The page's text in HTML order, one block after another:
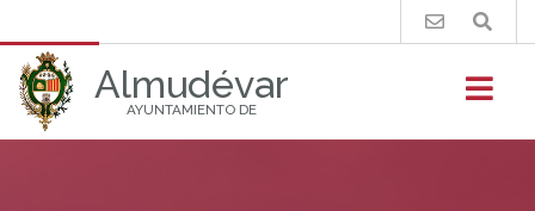
Almudévar
AYUNTAMIENTO DE
Buscar